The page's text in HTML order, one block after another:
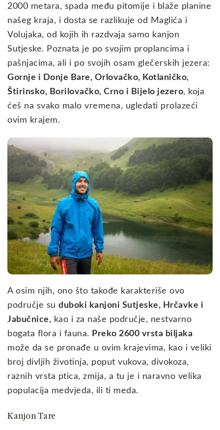
2000 metara, spada među pitomije i blaže planine
našeg kraja, i dosta se razlikuje od Maglića i
Volujaka, od kojih ih razdvaja samo kanjon
Sutjeske. Poznata je po svojim proplancima i
pašnjacima, ali i po svojih osam glečerskih jezera:
Gornje i Donje Bare, Orlovačko, Kotlaničko,
Štirinsko, Borilovačko, Crno i Bijelo jezero, koja
ćeš na svako malo vremena, ugledati prolazeći
ovim krajem.
A osim njih, ono što takođe karakteriše ovo
područje su duboki kanjoni Sutjeske, Hrčavke i
Jabučnice, kao i za naše područje, nestvarno
bogata flora i fauna. Preko 2600 vrsta biljaka
može da se pronađe u ovim krajevima, kao i veliki
broj divljih životinja, poput vukova, divokoza,
raznih vrsta ptica, zmija, a tu je i naravno velika
populacija medvjeda, ili ti meda.
Kanjon Tare